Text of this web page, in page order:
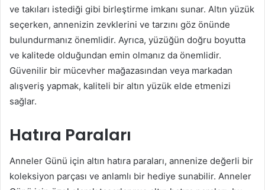
ve takıları istediği gibi birleştirme imkanı sunar. Altın yüzük
seçerken, annenizin zevklerini ve tarzını göz önünde
bulundurmanız önemlidir. Ayrıca, yüzüğün doğru boyutta
ve kalitede olduğundan emin olmanız da önemlidir.
Güvenilir bir mücevher mağazasından veya markadan
alışveriş yapmak, kaliteli bir altın yüzük elde etmenizi
sağlar.
Hatıra Paraları
Anneler Günü için altın hatıra paraları, annenize değerli bir
koleksiyon parçası ve anlamlı bir hediye sunabilir. Anneler